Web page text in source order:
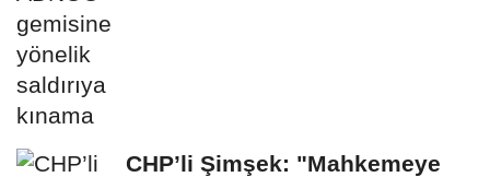
CHP’li Şimşek: "Mahkemeye